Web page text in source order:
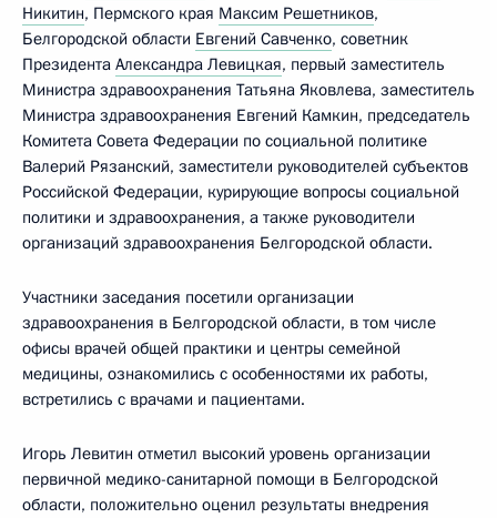
Никитин, Пермского края Максим Решетников,
Белгородской области Евгений Савченко, советник
Президента Александра Левицкая, первый заместитель
Министра здравоохранения Татьяна Яковлева, заместитель
Министра здравоохранения Евгений Камкин, председатель
Комитета Совета Федерации по социальной политике
Валерий Рязанский, заместители руководителей субъектов
Российской Федерации, курирующие вопросы социальной
политики и здравоохранения, а также руководители
организаций здравоохранения Белгородской области.
Участники заседания посетили организации
здравоохранения в Белгородской области, в том числе
офисы врачей общей практики и центры семейной
медицины, ознакомились с особенностями их работы,
встретились с врачами и пациентами.
Игорь Левитин отметил высокий уровень организации
первичной медико-санитарной помощи в Белгородской
области, положительно оценил результаты внедрения